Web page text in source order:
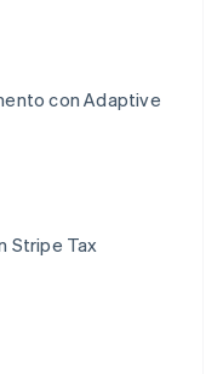
con Adaptive
Stripe Tax